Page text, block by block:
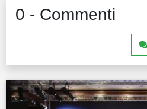
0 - Commenti